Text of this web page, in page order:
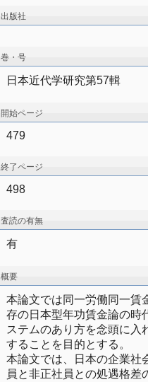
出版社
巻・号
日本近代学研究第57輯
開始ページ
479
終了ページ
498
査読の有無
有
概要
本論文では同一労働同一賃
存の日本型年功賃金論の時
ステムのあり方を念頭に入
することを目的とする。
本論文では、日本の企業社
員と非正社員との処遇格差